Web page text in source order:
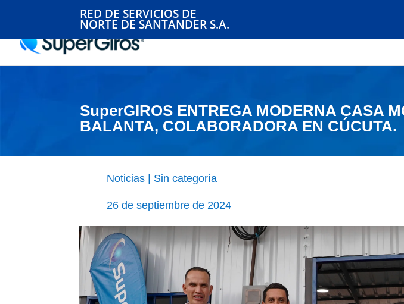
RED DE SERVICIOS DE
NORTE DE SANTANDER S.A.
SuperGIROS ENTREGA MODERNA CASA
BALANTA, COLABORADORA EN CÚCUTA.
Noticias | Sin categoría
26 de septiembre de 2024